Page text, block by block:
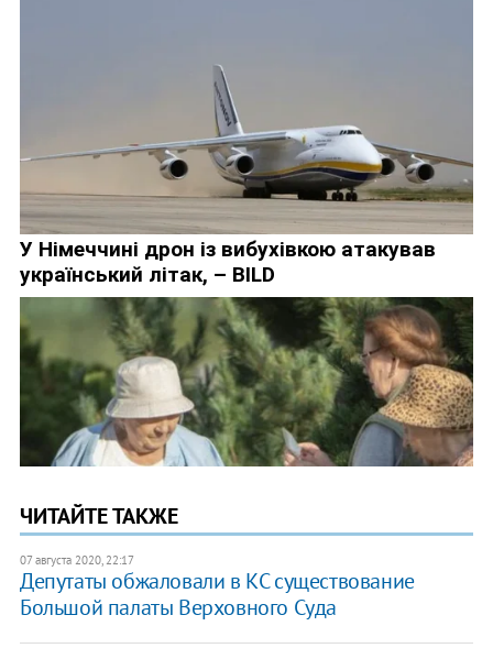
ЧИТАЙТЕ ТАКЖЕ
07 августа 2020, 22:17
Депутаты обжаловали в КС существование
Большой палаты Верховного Суда